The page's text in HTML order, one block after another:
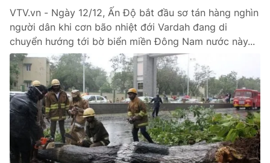
® Cấm sao chép dưới mọi hình thức nếu không có sự chấp
thuận bằng văn bản. Ghi rõ nguồn VTV.vn khi phát hành lại
thông tin từ website này.
VTV.vn - Ngày 12/12, Ấn Độ bắt đầu sơ tán hàng nghìn
người dân khi cơn bão nhiệt đới Vardah đang di
chuyển hướng tới bờ biển miền Đông Nam nước này...